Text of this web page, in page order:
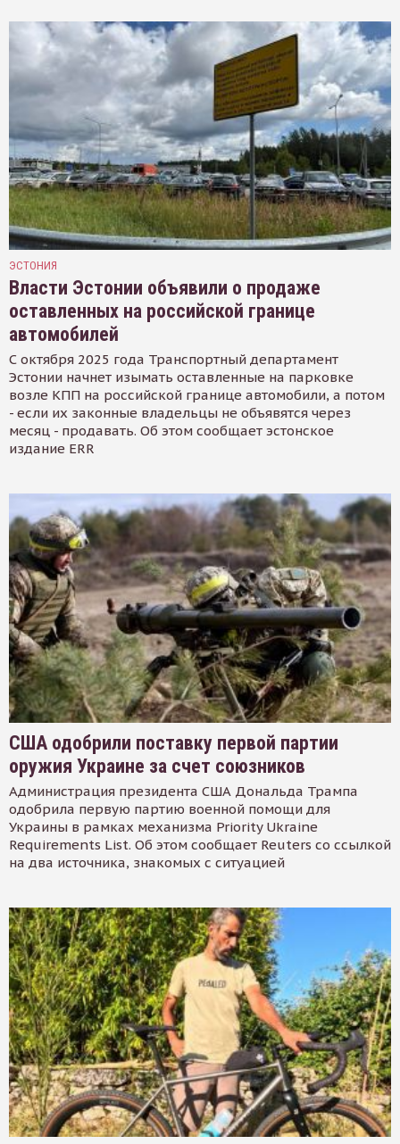
ЭСТОНИЯ
Власти Эстонии объявили о продаже
оставленных на российской границе
автомобилей
С октября 2025 года Транспортный департамент
Эстонии начнет изымать оставленные на парковке
возле КПП на российской границе автомобили, а потом
- если их законные владельцы не объявятся через
месяц - продавать. Об этом сообщает эстонское
издание ERR
США одобрили поставку первой партии
оружия Украине за счет союзников
Администрация президента США Дональда Трампа
одобрила первую партию военной помощи для
Украины в рамках механизма Priority Ukraine
Requirements List. Об этом сообщает Reuters со ссылкой
на два источника, знакомых с ситуацией